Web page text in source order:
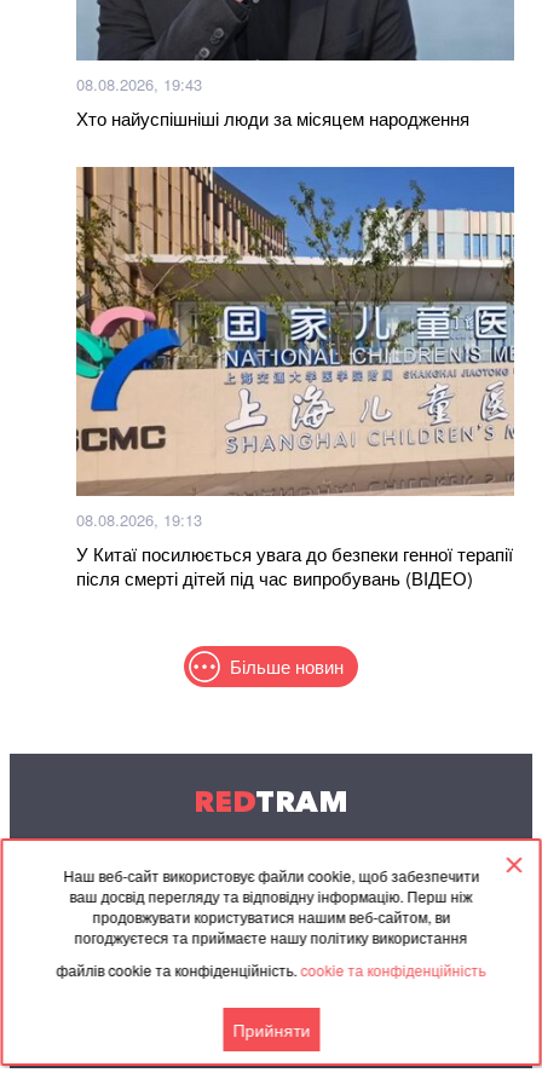
Наш веб-сайт використовує файли cookie, щоб забезпечити
ваш досвід перегляду та відповідну інформацію. Перш ніж
продовжувати користуватися нашим веб-сайтом, ви
погоджуєтеся та приймаєте нашу політику використання
файлів cookie та конфіденційність.cookie та конфіденційність
Прийняти
08.08.2026, 19:43
Хто найуспішніші люди за місяцем народження
08.08.2026, 19:13
У Китаї посилюється увага до безпеки генної терапії
після смерті дітей під час випробувань (ВІДЕО)
Більше новин
REDTRAM
© 2004-2026 Redtram, Ltd.
Співпраця
Партнерські
матеріали
Архів
Угода
Контакти